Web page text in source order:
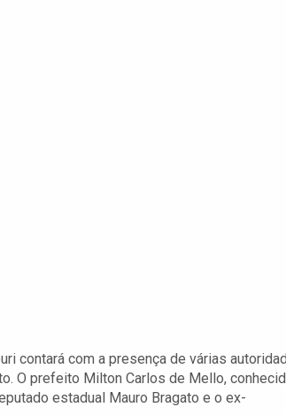
contará com a presença de várias
O prefeito Milton Carlos de Mello,
estadual Mauro Bragato e o ex-